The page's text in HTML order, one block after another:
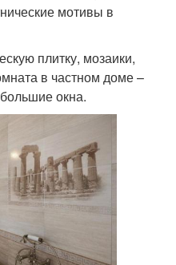
мотивы в
плитку, мозаики,
в частном доме –
окна.